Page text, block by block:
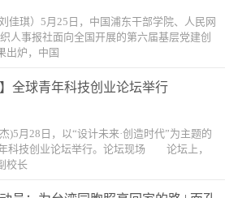
佳琪）5月25日，中国浦东干部学院、人民网
人事报社面向全国开展的第六届基层党建创
出炉，中国
全球青年科技创业论坛举行
)5月28日，以“设计未来·创造时代”为主题的
科技创业论坛举行。论坛现场 论坛上，
校长